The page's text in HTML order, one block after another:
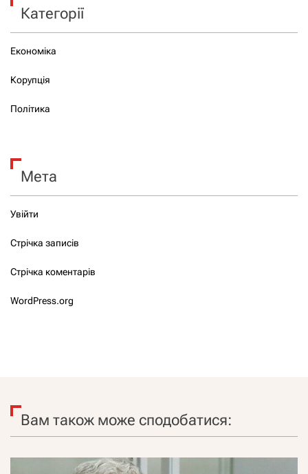
Категорії
Економіка
Корупція
Політика
Мета
Увійти
Стрічка записів
Стрічка коментарів
WordPress.org
Вам також може сподобатися: